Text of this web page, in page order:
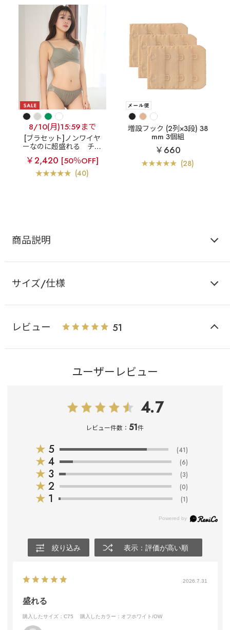
8/10(月)15:59まで
[ブラセット]ノンワイヤ
ーなのに超盛れる
チュ
ールオーバーラップ ノン
ワイヤー 超盛ブラ(R) ブ
ラジャー&ショーツ
￥2,420 [50％OFF]
(40)
増設フック (2列×3段) 38
mm 3個組
￥660
(28)
商品説明
サイズ/仕様
レビュー 51
ユーザーレビュー
4.7
レビュー件数：51件
★ 5 (41)
★ 4 (6)
★ 3 (3)
★ 2 (0)
★ 1 (1)
絞り込み 表示：評価が高い順
2026.7.31
盛れる
購入したサイズ：C75 購入したカラー：オフホワイト/OW